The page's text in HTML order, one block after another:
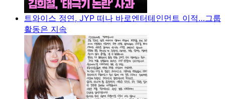
트와이스 정연, JYP 떠나 바로엔터테인먼트 이적…그룹
활동은 지속